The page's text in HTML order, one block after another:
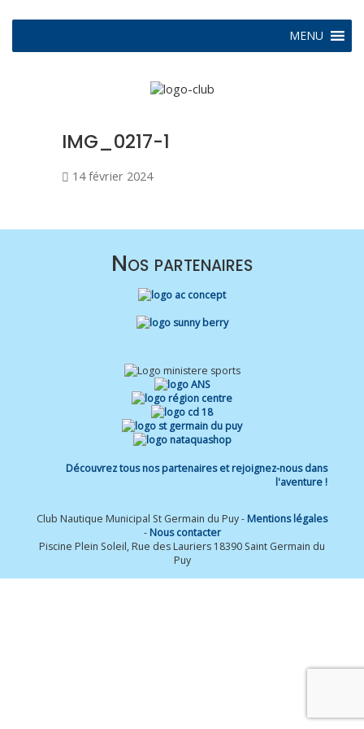
MENU
IMG_0217-1
14 février 2024
Nos partenaires
Découvrez tous nos partenaires et rejoignez-nous dans
l'aventure !
Club Nautique Municipal St Germain du Puy - Mentions légales
- Nous contacter
Piscine Plein Soleil, Rue des Lauriers 18390 Saint Germain du
Puy